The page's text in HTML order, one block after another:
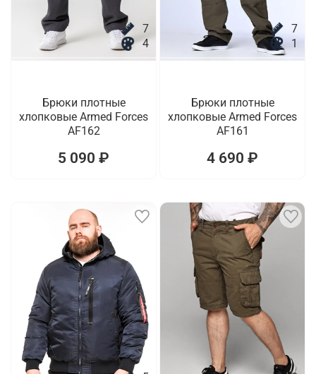
7
4
Брюки плотные
хлопковые Armed Forces
AF162
5 090 ₽
7
1
Брюки плотные
хлопковые Armed Forces
AF161
4 690 ₽